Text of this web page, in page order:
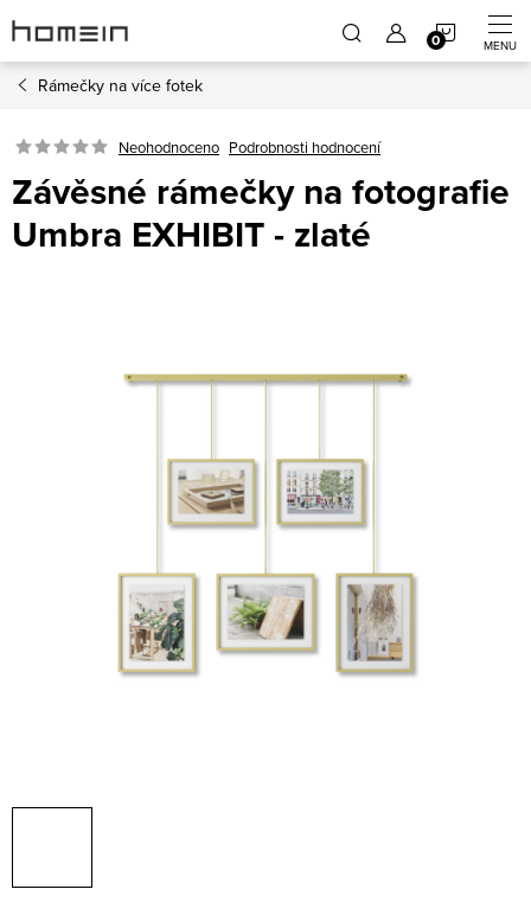
na
obsah
Rámečky na více fotek
Neohodnoceno Podrobnosti hodnocení
Závěsné rámečky na fotografie
Umbra EXHIBIT - zlaté